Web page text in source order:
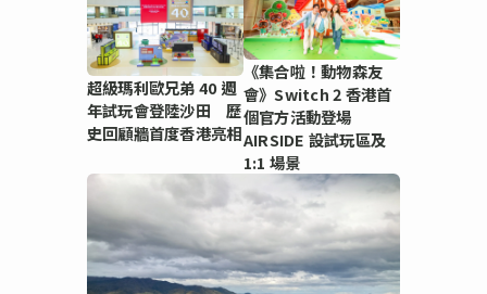
超級瑪利歐兄弟 40 週
年試玩會登陸沙田 歷
史回顧牆首度香港亮相
《集合啦！動物森友
會》Switch 2 香港首
個官方活動登場
AIRSIDE 設試玩區及
1:1 場景